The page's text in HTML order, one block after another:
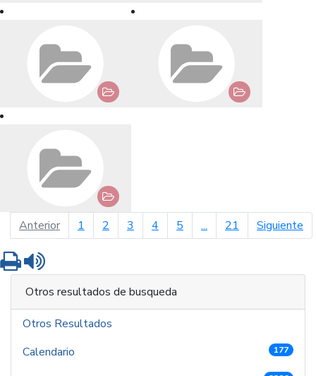
Anteriorpágina anterior
1 2 3 4 5 ... 21 Siguiente
Imprimir
Otros resultados de busqueda
Otros Resultados
Calendario
177